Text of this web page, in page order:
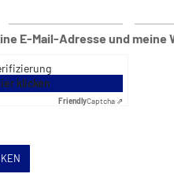
E-Mail-Adresse und
klicken
FriendlyCaptcha ⇗